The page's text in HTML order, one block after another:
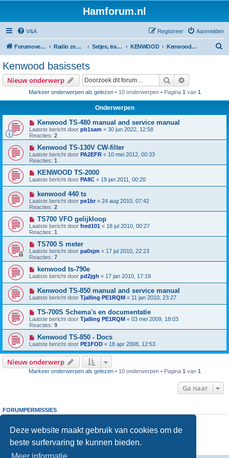
Deze website maakt gebruik van cookies om de
beste surfervaring te kunnen bieden.
Hamforum.nl
V&A Aanmelden
Registreer
Forumoverzicht Radio zendamateur, luisteramateur en elektronica zelfbouw Setjes, transceivers, portofoons, ontvangers, mods, tips, etc KENWOOD Kenwood basissets
Kenwood basissets
Nieuw onderwerp Zoek
Markeer onderwerpen als gelezen• 10 onderwerpen • Pagina 1 van 1
Onderwerpen
Kenwood TS-480 manual and service manual
Laatste bericht door pb1sam « 30 jun 2022, 12:58
Reacties: 2
Kenwood TS-130V CW-filter
Laatste bericht door PA2EFR « 10 mei 2012, 00:33
Reacties: 1
KENWOOD TS-2000
Laatste bericht door PA8C « 19 jan 2011, 00:20
kenwood 440 ts
Laatste bericht door pe1br « 24 aug 2010, 07:42
Reacties: 2
TS700 VFO gelijkloop
Laatste bericht door fred101 « 18 jul 2010, 00:27
Reacties: 1
TS700 S meter
Laatste bericht door pa0sjm « 17 jul 2010, 22:23
Reacties: 7
kenwood ts-790e
Laatste bericht door pd2jgh « 17 jan 2010, 17:19
Kenwood TS-850 manual and service manual
Laatste bericht door Tjalling PE1RQM « 11 jan 2010, 23:27
TS-700S Schema's en documentatie
Laatste bericht door Tjalling PE1RQM « 03 mei 2009, 18:03
Reacties: 9
Kenwood TS-850 - Docs
Laatste bericht door PE1FOD « 18 apr 2008, 12:53
Nieuw onderwerp
Markeer onderwerpen als gelezen• 10 onderwerpen • Pagina 1 van 1
Ga naar
FORUMPERMISSIES
kunt niet
reageren op onderwerpen in dit forum
kunt nietje eigen berichten wijzigen in dit forum
kunt nietje eigen berichten verwijderen in dit forum
bijlagen plaatsen in dit forum